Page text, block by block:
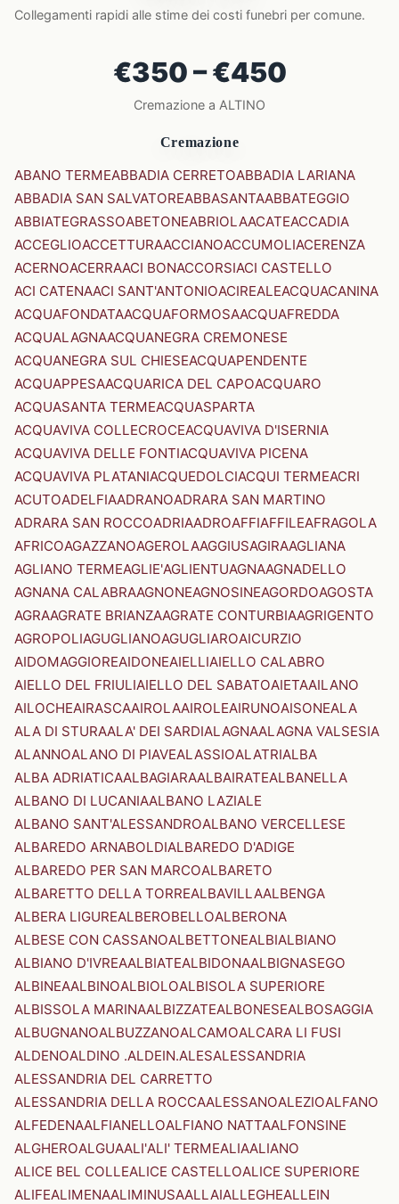
Collegamenti rapidi alle stime dei costi funebri per comune.
€350 – €450
Cremazione a ALTINO
Cremazione
ABANO TERMEABBADIA CERRETOABBADIA LARIANA
ABBADIA SAN SALVATOREABBASANTAABBATEGGIO
ABBIATEGRASSOABETONEABRIOLAACATEACCADIA
ACCEGLIOACCETTURAACCIANOACCUMOLIACERENZA
ACERNOACERRAACI BONACCORSIACI CASTELLO
ACI CATENAACI SANT'ANTONIOACIREALEACQUACANINA
ACQUAFONDATAACQUAFORMOSAACQUAFREDDA
ACQUALAGNAACQUANEGRA CREMONESE
ACQUANEGRA SUL CHIESEACQUAPENDENTE
ACQUAPPESAACQUARICA DEL CAPOACQUARO
ACQUASANTA TERMEACQUASPARTA
ACQUAVIVA COLLECROCEACQUAVIVA D'ISERNIA
ACQUAVIVA DELLE FONTIACQUAVIVA PICENA
ACQUAVIVA PLATANIACQUEDOLCIACQUI TERMEACRI
ACUTOADELFIAADRANOADRARA SAN MARTINO
ADRARA SAN ROCCOADRIAADROAFFIAFFILEAFRAGOLA
AFRICOAGAZZANOAGEROLAAGGIUSAGIRAAGLIANA
AGLIANO TERMEAGLIE'AGLIENTUAGNAAGNADELLO
AGNANA CALABRAAGNONEAGNOSINEAGORDOAGOSTA
AGRAAGRATE BRIANZAAGRATE CONTURBIAAGRIGENTO
AGROPOLIAGUGLIANOAGUGLIAROAICURZIO
AIDOMAGGIOREAIDONEAIELLIAIELLO CALABRO
AIELLO DEL FRIULIAIELLO DEL SABATOAIETAAILANO
AILOCHEAIRASCAAIROLAAIROLEAIRUNOAISONEALA
ALA DI STURAALA' DEI SARDIALAGNAALAGNA VALSESIA
ALANNOALANO DI PIAVEALASSIOALATRIALBA
ALBA ADRIATICAALBAGIARAALBAIRATEALBANELLA
ALBANO DI LUCANIAALBANO LAZIALE
ALBANO SANT'ALESSANDROALBANO VERCELLESE
ALBAREDO ARNABOLDIALBAREDO D'ADIGE
ALBAREDO PER SAN MARCOALBARETO
ALBARETTO DELLA TORREALBAVILLAALBENGA
ALBERA LIGUREALBEROBELLOALBERONA
ALBESE CON CASSANOALBETTONEALBIALBIANO
ALBIANO D'IVREAALBIATEALBIDONAALBIGNASEGO
ALBINEAALBINOALBIOLOALBISOLA SUPERIORE
ALBISSOLA MARINAALBIZZATEALBONESEALBOSAGGIA
ALBUGNANOALBUZZANOALCAMOALCARA LI FUSI
ALDENOALDINO .ALDEIN.ALESALESSANDRIA
ALESSANDRIA DEL CARRETTO
ALESSANDRIA DELLA ROCCAALESSANOALEZIOALFANO
ALFEDENAALFIANELLOALFIANO NATTAALFONSINE
ALGHEROALGUAALI'ALI' TERMEALIAALIANO
ALICE BEL COLLEALICE CASTELLOALICE SUPERIORE
ALIFEALIMENAALIMINUSAALLAIALLEGHEALLEIN